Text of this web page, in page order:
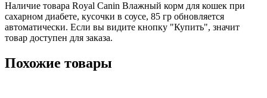
Наличие товара Royal Canin Влажный корм для кошек при
сахарном диабете, кусочки в соусе, 85 гр обновляется
автоматически. Если вы видите кнопку "Купить", значит
товар доступен для заказа.
Похожие товары